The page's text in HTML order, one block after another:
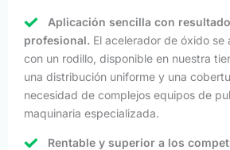
Aplicación sencilla con
profesional. El acelerador de óxido se
con un rodillo, disponible en nuestra
una distribución uniforme y una
necesidad de complejos equipos de
maquinaria especializada.
Rentable y superior a los